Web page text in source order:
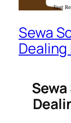
Sewa
Dealing